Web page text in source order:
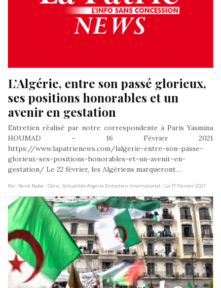
L’Algérie, entre son passé glorieux,
ses positions honorables et un
avenir en gestation
Entretien réalisé par notre correspondente à Paris Yasmina
HOUMAD – 16 Février 2021
https://www.lapatrienews.com/lalgerie-entre-son-passe-
glorieux-ses-positions-honorables-et-un-avenir-en-
gestation/ Le 22 février, les Algériens marqueront…
Par : René Naba - Dans : Actualités Algérie Entretien International - Le 17 Février 2021